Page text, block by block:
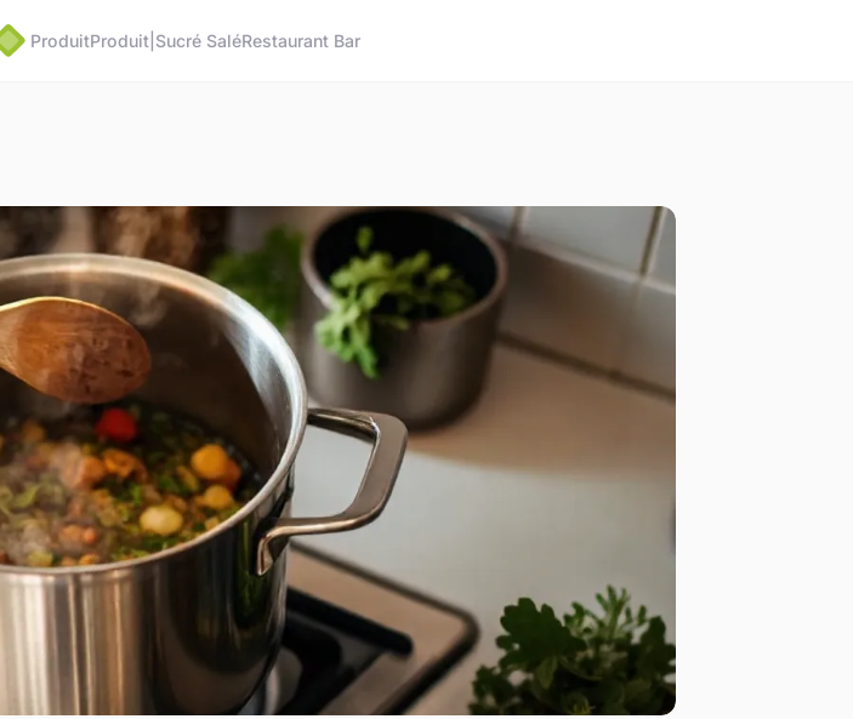
ProduitProduit|Sucré SaléRestaurant Bar